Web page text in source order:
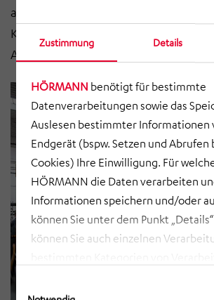
Zustimmung Details
HÖRMANN benötigt für bestimmte
Datenverarbeitungen sowie das
Auslesen bestimmter Informationen
Endgerät (bspw. Setzen und
Cookies) Ihre Einwilligung. Für
HÖRMANN die Daten verarbeiten
Informationen speichern und/oder
können Sie unter dem Punkt
können Sie auch einzelnen
Sie ein, dass HÖRMANN alle der
ausgestattet werden. Ob
Kettenförderer oder Sonderförderer
Anforderungen individuell umsetzen.